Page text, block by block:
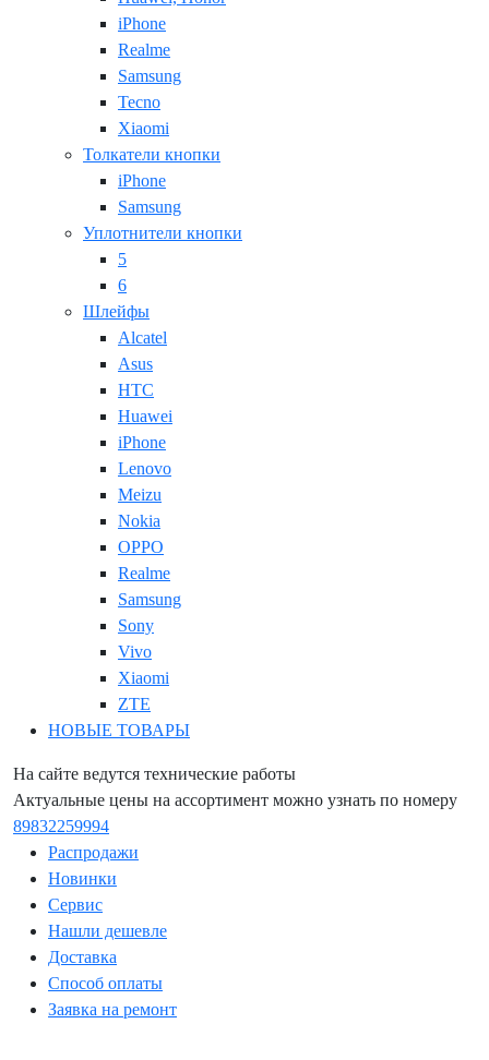
iPhone
Realme
Samsung
Tecno
Xiaomi
Толкатели кнопки
iPhone
Samsung
Уплотнители кнопки
5
6
Шлейфы
Alcatel
Asus
HTC
Huawei
iPhone
Lenovo
Meizu
Nokia
OPPO
Realme
Samsung
Sony
Vivo
Xiaomi
ZTE
НОВЫЕ ТОВАРЫ
На сайте ведутся технические работы
Актуальные цены на ассортимент можно узнать по номеру
89832259994
Распродажи
Новинки
Сервис
Нашли дешевле
Доставка
Способ оплаты
Заявка на ремонт